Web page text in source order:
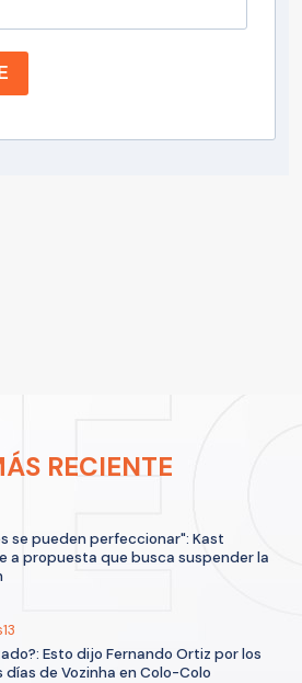
RECIENTE
se pueden perfeccionar": Kast
a propuesta que busca suspender la
Esto dijo Fernando Ortiz por los
días de Vozinha en Colo-Colo